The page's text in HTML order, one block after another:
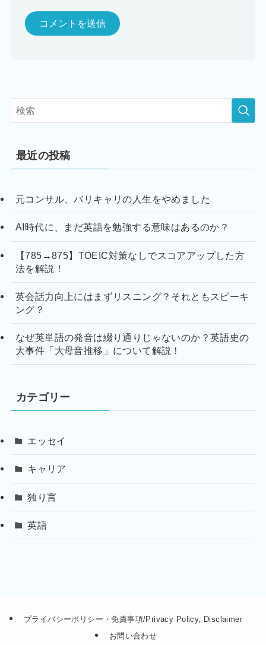
最近の投稿
元コンサル、バリキャリの人生をやめました
AI時代に、まだ英語を勉強する意味はあるのか？
【785→875】TOEIC対策なしでスコアアップした方
法を解説！
英会話力向上にはまずリスニング？それともスピーキ
ング？
なぜ英単語の発音は綴り通りじゃないのか？英語史の
大事件「大母音推移」について解説！
カテゴリー
エッセイ
キャリア
独り言
英語
プライバシーポリシー・免責事項/Privacy Policy, Disclaimer
お問い合わせ